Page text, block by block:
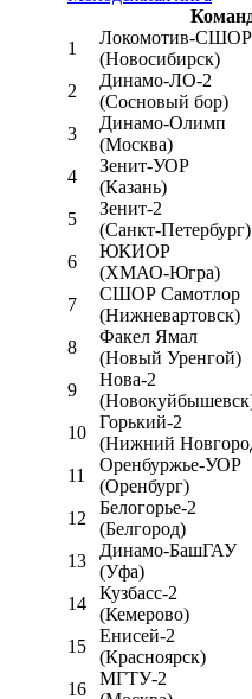
1
Локомотив-CШОР
(Новосибирск)
2
Динамо-ЛО-2
(Сосновый бор)
3
Динамо-Олимп
(Москва)
4
Зенит-УОР
(Казань)
5
Зенит-2
(Санкт-Петербург)
6
ЮКИОР
(ХМАО-Югра)
7
СШОР Самотлор
(Нижневартовск)
8
Факел Ямал
(Новый Уренгой)
9
Нова-2
10
Горький-2
(Нижний
11
Оренбуржье-УОР
(Оренбург)
12
Белогорье-2
(Белгород)
13
Динамо-БашГАУ
(Уфа)
14
Кузбасс-2
(Кемерово)
15
Енисей-2
(Красноярск)
16
МГТУ-2